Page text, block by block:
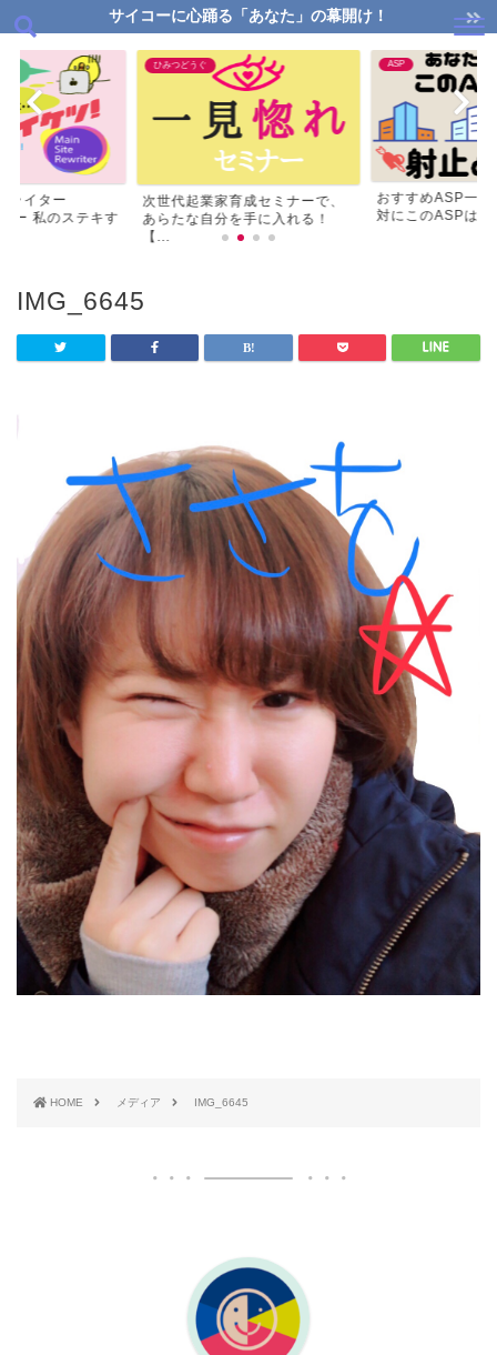
サイコーに心踊る「あなた」の幕開け！
ライター
ー 私のステキす
ひみつどうぐ
次世代起業家育成セミナーで、
あらたな自分を手に入れる！
【...
ASP
おすすめASP一
対にこのASPは
IMG_6645
HOME メディア IMG_6645